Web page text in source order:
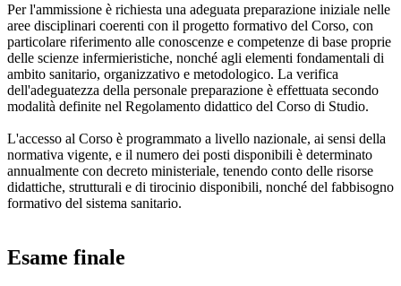
Per l'ammissione è richiesta una adeguata preparazione iniziale nelle
aree disciplinari coerenti con il progetto formativo del Corso, con
particolare riferimento alle conoscenze e competenze di base proprie
delle scienze infermieristiche, nonché agli elementi fondamentali di
ambito sanitario, organizzativo e metodologico. La verifica
dell'adeguatezza della personale preparazione è effettuata secondo
modalità definite nel Regolamento didattico del Corso di Studio.
L'accesso al Corso è programmato a livello nazionale, ai sensi della
normativa vigente, e il numero dei posti disponibili è determinato
annualmente con decreto ministeriale, tenendo conto delle risorse
didattiche, strutturali e di tirocinio disponibili, nonché del fabbisogno
formativo del sistema sanitario.
Esame finale